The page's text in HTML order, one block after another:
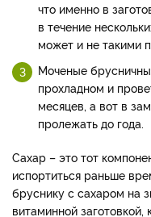
что именно в
в течение
может и не такими
Моченые
прохладном и
месяцев, а вот в
пролежать до года.
Сахар – это тот
испортиться раньше
бруснику с сахаром на
витаминной заготовкой,